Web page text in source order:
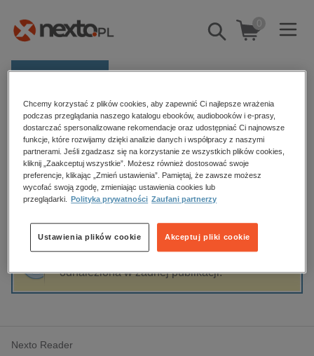
Pokaż/schowaj
wyszukiwarkę
0
E-prasa
Kategorie
Zobacz wszystkie E-prasa
budownictwo, aranżacja wnętrz
biznesowe, branżowe, gospodarka
edukacja
hobby, sport, rozrywka
komputery, internet, technologie, informatyka
polityka, społeczno-informacyjne
Strona główna Dominik Szczepański
Dominik Szczepański
Sortowanie Filtrowanie
odnaleziona w żadnej publikacji.
Nexto Reader
Chcemy korzystać z plików cookies, aby zapewnić Ci najlepsze wrażenia
podczas przeglądania naszego katalogu ebooków, audiobooków i e-prasy,
dostarczać spersonalizowane rekomendacje oraz udostępniać Ci najnowsze
funkcje, które rozwijamy dzięki analizie danych i współpracy z naszymi
partnerami. Jeśli zgadzasz się na korzystanie ze wszystkich plików cookies,
kliknij „Zaakceptuj wszystkie”. Możesz również dostosować swoje
preferencje, klikając „Zmień ustawienia”. Pamiętaj, że zawsze możesz
wycofać swoją zgodę, zmieniając ustawienia cookies lub
przeglądarki.
Polityka prywatności Zaufani partnerzy
Akceptuj pliki cookie
Ustawienia plików cookie